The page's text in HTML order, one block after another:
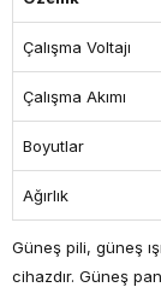
Çalışma Voltajı
Çalışma Akımı
Boyutlar
Ağırlık
Güneş pili, güneş
cihazdır. Güneş